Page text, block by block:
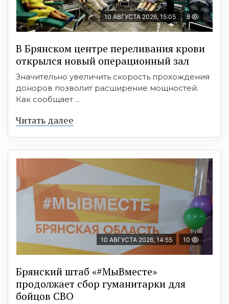
10 АВГУСТА 2026, 15:05 8
В Брянском центре переливания крови
открылся новый операционный зал
Значительно увеличить скорость прохождения
доноров позволит расширение мощностей.
Как сообщает ...
Читать далее
10 АВГУСТА 2026, 14:55 10
Брянский штаб «#МыВместе»
продолжает сбор гуманитарки для
бойцов СВО